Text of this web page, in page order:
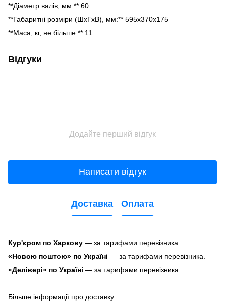
**Діаметр валів, мм:** 60
**Габаритні розміри (ШхГхВ), мм:** 595x370x175
**Маса, кг, не більше:** 11
Відгуки
Додайте перший відгук
Написати відгук
Доставка Оплата
Кур'єром по Харкову — за тарифами перевізника.
«Новою поштою» по Україні — за тарифами перевізника.
«Делівері» по Україні — за тарифами перевізника.
Більше інформації про доставку